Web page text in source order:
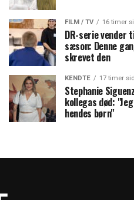
FILM / TV 16 timer
DR-serie vender
sæson: Denne
skrevet den
KENDTE 17 timer
Stephanie
kollegas død:
hendes børn"